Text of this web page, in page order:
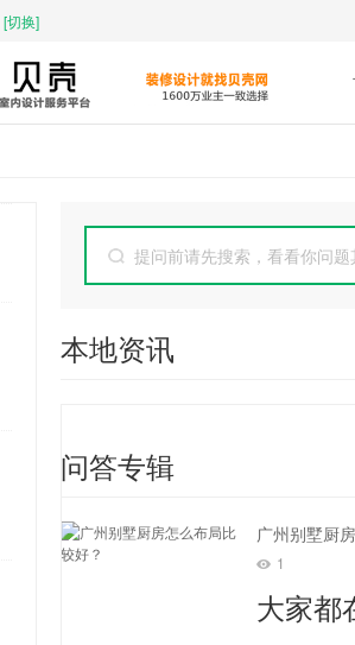
[切换]
提问前请先搜索，看看你问
本地资讯
问答专辑
广州别墅厨
1
大家都